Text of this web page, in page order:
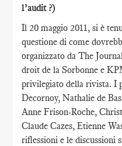
l’audit ?)
Il 20 maggio 2011, si è
questione di come
organizzato da The
droit de la Sorbonne e
privilegiato della rivista. I
Decornoy, Nathalie de
Anne Frison-Roche,
Claude Cazes, Etienne
riflessioni e le discussioni